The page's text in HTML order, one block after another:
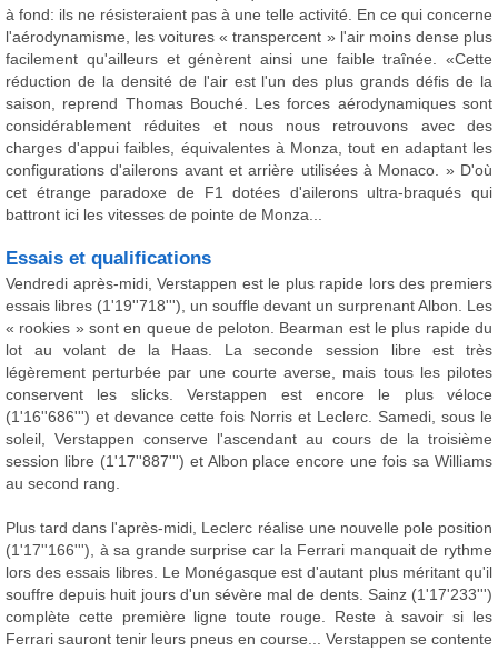
à fond: ils ne résisteraient pas à une telle activité. En ce qui concerne
l'aérodynamisme, les voitures « transpercent » l'air moins dense plus
facilement qu'ailleurs et génèrent ainsi une faible traînée. «Cette
réduction de la densité de l'air est l'un des plus grands défis de la
saison, reprend Thomas Bouché. Les forces aérodynamiques sont
considérablement réduites et nous nous retrouvons avec des
charges d'appui faibles, équivalentes à Monza, tout en adaptant les
configurations d'ailerons avant et arrière utilisées à Monaco. » D'où
cet étrange paradoxe de F1 dotées d'ailerons ultra-braqués qui
battront ici les vitesses de pointe de Monza...
Essais et qualifications
Vendredi après-midi, Verstappen est le plus rapide lors des premiers
essais libres (1'19''718'''), un souffle devant un surprenant Albon. Les
« rookies » sont en queue de peloton. Bearman est le plus rapide du
lot au volant de la Haas. La seconde session libre est très
légèrement perturbée par une courte averse, mais tous les pilotes
conservent les slicks. Verstappen est encore le plus véloce
(1'16''686''') et devance cette fois Norris et Leclerc. Samedi, sous le
soleil, Verstappen conserve l'ascendant au cours de la troisième
session libre (1'17''887''') et Albon place encore une fois sa Williams
au second rang.
Plus tard dans l'après-midi, Leclerc réalise une nouvelle pole position
(1'17''166'''), à sa grande surprise car la Ferrari manquait de rythme
lors des essais libres. Le Monégasque est d'autant plus méritant qu'il
souffre depuis huit jours d'un sévère mal de dents. Sainz (1'17'233''')
complète cette première ligne toute rouge. Reste à savoir si les
Ferrari sauront tenir leurs pneus en course... Verstappen se contente